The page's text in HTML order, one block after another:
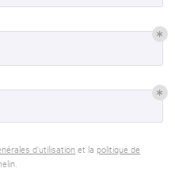
Une
d'utilisation et la politique de
.